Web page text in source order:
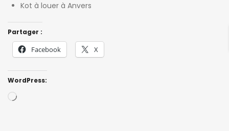
Kot à louer à Anvers
Partager :
Facebook X
WordPress:
Loading…